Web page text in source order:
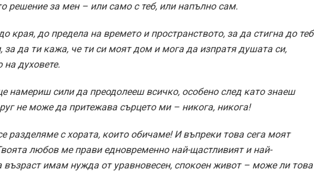
решение за мен – или само с теб, или напълно сам.
края, до предела на времето и пространството, за да стигна до теб
за да ти кажа, че ти си моят дом и мога да изпратя душата си,
на духовете.
намериш сили да преодолееш всичко, особено след като знаеш
не може да притежава сърцето ми – никога, никога!
разделяме с хората, които обичаме! И въпреки това сега моят
любов ме прави едновременно най-щастливият и най-
имам нужда от уравновесен, спокоен живот – може ли това